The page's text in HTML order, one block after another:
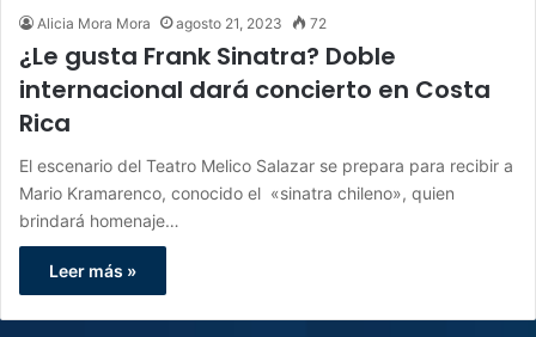
Alicia Mora Mora agosto 21, 2023 72
¿Le gusta Frank Sinatra? Doble
internacional dará concierto en Costa
Rica
El escenario del Teatro Melico Salazar se prepara para recibir a
Mario Kramarenco, conocido el «sinatra chileno», quien
brindará homenaje…
Leer más »